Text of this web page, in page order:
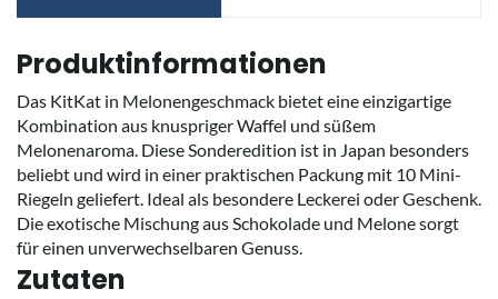
Produktinformationen
Das KitKat in Melonengeschmack bietet eine einzigartige
Kombination aus knuspriger Waffel und süßem
Melonenaroma. Diese Sonderedition ist in Japan besonders
beliebt und wird in einer praktischen Packung mit 10 Mini-
Riegeln geliefert. Ideal als besondere Leckerei oder Geschenk.
Die exotische Mischung aus Schokolade und Melone sorgt
für einen unverwechselbaren Genuss.
Zutaten